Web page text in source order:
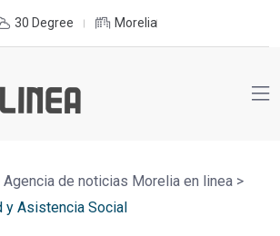
30 Degree Morelia
Agencia de noticias Morelia en linea >
y Asistencia Social